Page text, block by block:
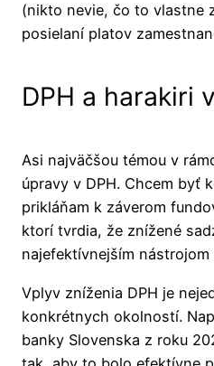
(nikto nevie, čo to vlastne
posielaní platov
DPH a harakiri
Asi najväčšou témou v
úpravy v DPH. Chcem byť
prikláňam k záverom
ktorí tvrdia, že znížené
najefektívnejším
Vplyv zníženia DPH je
konkrétnych okolností.
banky Slovenska z roku